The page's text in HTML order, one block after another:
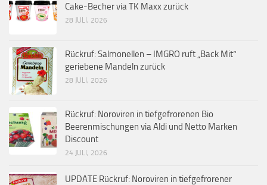
Cake-Becher via TK Maxx zurück
28 JULI, 2026
Rückruf: Salmonellen – IMGRO ruft „Back Mit“
geriebene Mandeln zurück
28 JULI, 2026
Rückruf: Noroviren in tiefgefrorenen Bio
Beerenmischungen via Aldi und Netto Marken
Discount
24 JULI, 2026
UPDATE Rückruf: Noroviren in tiefgefrorener